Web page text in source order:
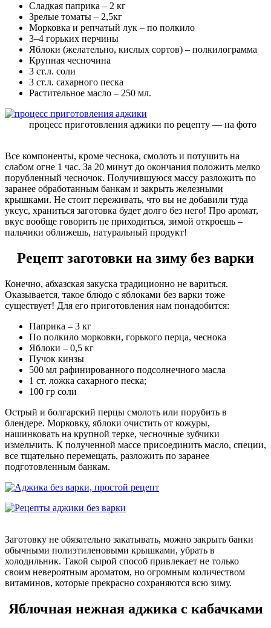
Сладкая паприка – 2 кг
Зрелые томаты – 2,5кг
Морковка и репчатый лук – по полкило
3–4 горьких перчины
Яблоки (желательно, кислых сортов) – полкилограмма
Крупная чесночина
3 ст.л. соли
3 ст.л. сахарного песка
Растительное масло – 250 мл.
процесс приготовления аджики по рецепту — на фото
Все компоненты, кроме чеснока, смолоть и потушить на
слабом огне 1 час. За 20 минут до окончания положить мелко
порубленный чесночок. Получившуюся массу разложить по
заранее обработанным банкам и закрыть железными
крышками. Не стоит переживать, что вы не добавили туда
уксус, храниться заготовка будет долго без него! Про аромат,
вкус вообще говорить не приходиться, зимой откроешь –
пальчики оближешь, натуральный продукт!
Рецепт заготовки на зиму без варки
Конечно, абхазская закуска традиционно не вариться.
Оказывается, такое блюдо с яблоками без варки тоже
существует! Для его приготовления нам понадобится:
Паприка – 3 кг
По полкило морковки, горького перца, чеснока
Яблоки – 0,5 кг
Пучок кинзы
500 мл рафинированного подсолнечного масла
1 ст. ложка сахарного песка;
100 гр соли
Острый и болгарский перцы смолоть или порубить в
блендере. Морковку, яблоки очистить от кожуры,
нашинковать на крупной терке, чесночные зубчики
измельчить. К полученной массе присоединить масло, специи,
все тщательно перемещать, разложить по заранее
подготовленным банкам.
Заготовку не обязательно закатывать, можно закрыть банки
обычными полиэтиленовыми крышками, убрать в
холодильник. Такой сырой способ привлекает не только
своим невероятным ароматом, но огромным количеством
витаминов, которые прекрасно сохраняются всю зиму.
Яблочная нежная аджика с кабачками